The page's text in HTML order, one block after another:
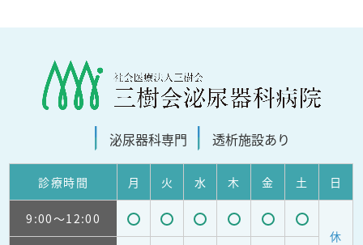
泌尿器科専門 透析施設あり
診療時間 月 火 水 木 金 土 日
9:00～12:00
受
受
受
受
受
受
休